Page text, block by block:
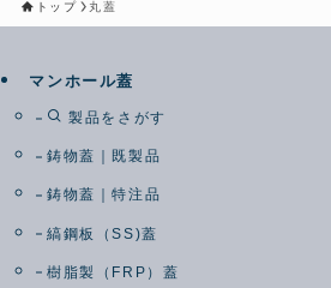
トップ 丸蓋
マンホール蓋
製品をさがす
鋳物蓋｜既製品
鋳物蓋｜特注品
縞鋼板（SS)蓋
樹脂製（FRP）蓋